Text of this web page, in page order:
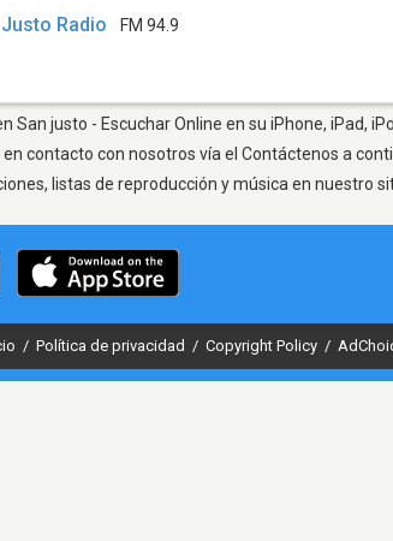
Radio FM 94.9
San justo - Escuchar Online en su iPhone, iPad,
en contacto con nosotros vía el Contáctenos a
listas de reproducción y música en nuestro
/ Política de privacidad / Copyright Policy /